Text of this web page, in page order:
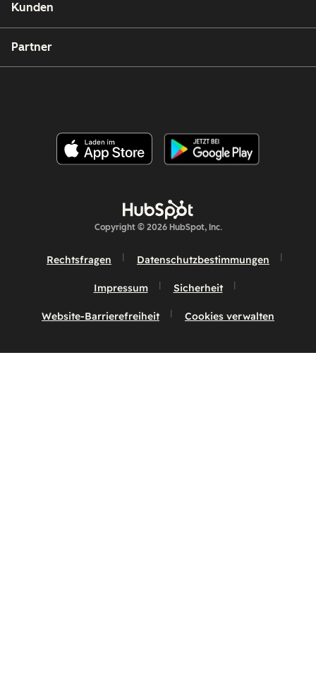
Kunden
Partner
Copyright © 2026 HubSpot, Inc.
Rechtsfragen Datenschutzbestimmungen
Impressum Sicherheit
Website-Barrierefreiheit Cookies verwalten